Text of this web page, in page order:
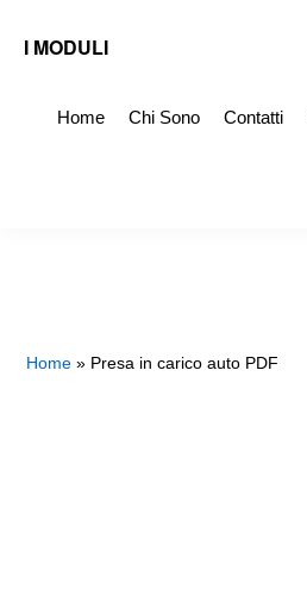
I MODULI
SimileHome Chi Sono Contatti
Home » Presa in carico auto PDF